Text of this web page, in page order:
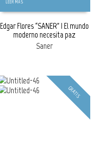
LEER MÁS
Edgar Flores “SANER” | El mundo
moderno necesita paz
Saner
GRATIS